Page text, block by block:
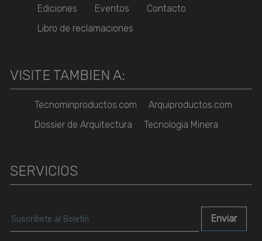
Ediciones
Eventos
Contacto
Libro de reclamaciones
VISITE TAMBIEN A:
Tecnominproductos.com
Arquiproductos.com
Dossier de Arquitectura
Tecnologia Minera
SERVICIOS